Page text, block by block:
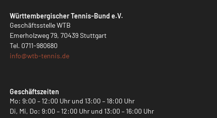
Württembergischer Tennis-Bund e.V.
Geschäftsstelle WTB
Emerholzweg 79, 70439 Stuttgart
Tel. 0711-980680
info@wtb-tennis.de
Geschäftszeiten
Mo: 9:00 – 12:00 Uhr und 13:00 – 18:00 Uhr
Di, Mi, Do: 9:00 – 12:00 Uhr und 13:00 – 16:00 Uhr